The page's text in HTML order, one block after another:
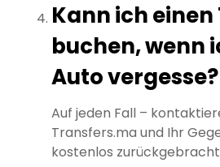
Kann ich
buchen, wenn
Auto vergesse?
Auf jeden Fall –
Transfers.ma und Ihr
kostenlos